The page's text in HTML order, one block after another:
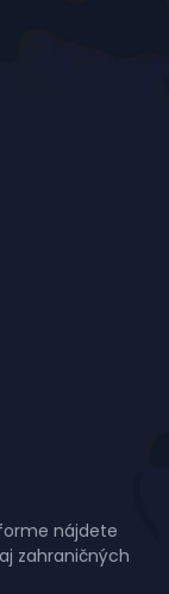
nájdete
zahraničných